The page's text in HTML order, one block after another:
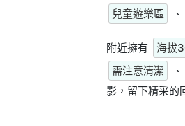
兒童遊樂區
、
附近擁有 海拔
需注意清潔
、
影，留下精采的